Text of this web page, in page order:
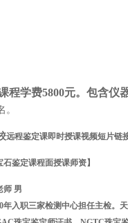
程学费5800元。包含仪
。
远程鉴定课即时授课视频短片链
石鉴定课程面授课师资】
师 男
年入职三家检测中心担任主检。